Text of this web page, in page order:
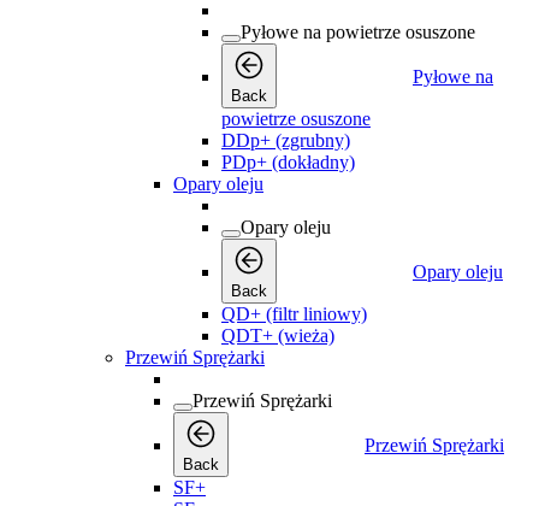
Pyłowe na powietrze osuszone
Back
Pyłowe na
powietrze osuszone
DDp+ (zgrubny)
PDp+ (dokładny)
Opary oleju
Opary oleju
Back
Opary oleju
QD+ (filtr liniowy)
QDT+ (wieża)
Przewiń Sprężarki
Przewiń Sprężarki
Back
Przewiń Sprężarki
SF+